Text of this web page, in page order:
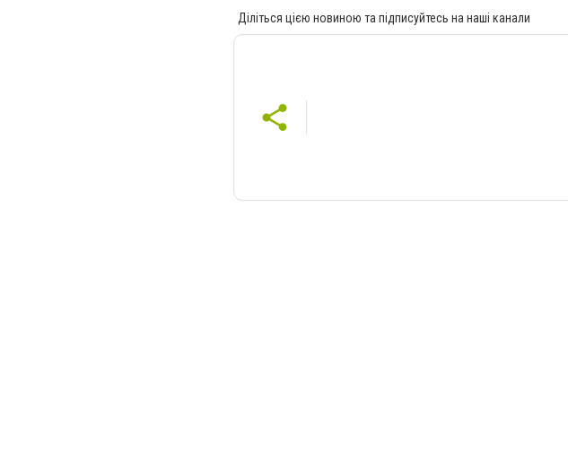
Діліться цією новиною та підписуйтесь на наші канали